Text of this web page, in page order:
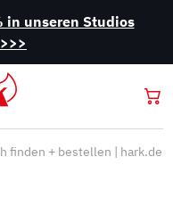
unseren Studios
finden + bestellen | hark.de